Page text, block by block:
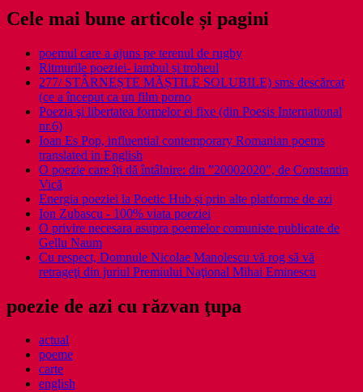
Cele mai bune articole și pagini
poemul care a ajuns pe terenul de rugby
Ritmurile poeziei- iambul și troheul
277/ STÂRNEȘTE MĂȘTILE SOLUBILE) sms descărcat
(ce a început ca un film porno
Poezia şi libertatea formelor ei fixe (din Poesis International
nr.6)
Ioan Es Pop, influential contemporary Romanian poems
translated in English
O poezie care îți dă întâlnire: din ”20002020”, de Constantin
Vică
Energia poeziei la Poetic Hub și prin alte platforme de azi
Ion Zubascu - 100% viata poeziei
O privire necesara asupra poemelor comuniste publicate de
Gellu Naum
Cu respect, Domnule Nicolae Manolescu vă rog să vă
retrageţi din juriul Premiului Naţional Mihai Eminescu
poezie de azi cu răzvan ţupa
actual
poeme
carte
english